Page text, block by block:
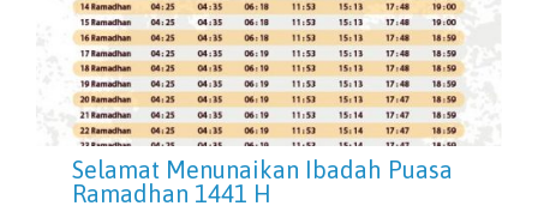
Selamat Menunaikan Ibadah Puasa
Ramadhan 1441 H